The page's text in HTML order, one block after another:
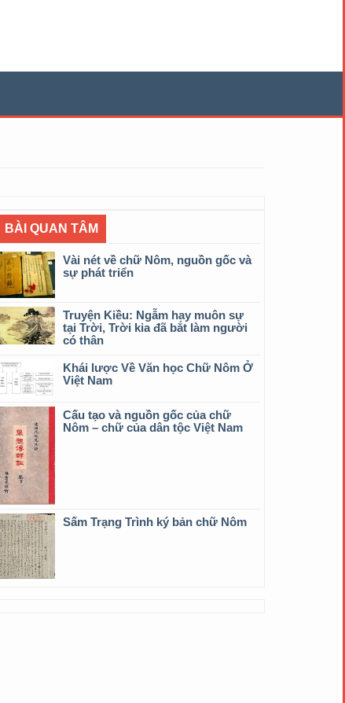
BÀI QUAN TÂM
Vài nét về chữ Nôm, nguồn gốc và
sự phát triển
Truyện Kiều: Ngẫm hay muôn sự
tại Trời, Trời kia đã bắt làm người
có thân
Khái lược Về Văn học Chữ Nôm Ở
Việt Nam
Cấu tạo và nguồn gốc của chữ
Nôm – chữ của dân tộc Việt Nam
Sấm Trạng Trình ký bản chữ Nôm